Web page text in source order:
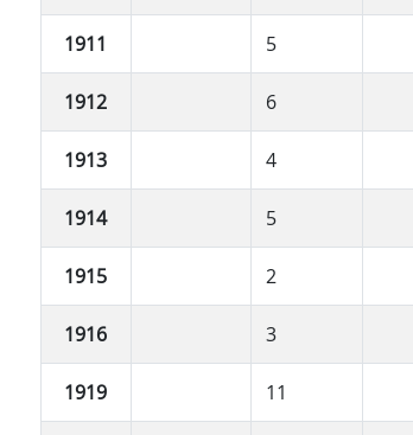
1911 5
1912 6
1913 4
1914 5
1915 2
1916 3
1919 11